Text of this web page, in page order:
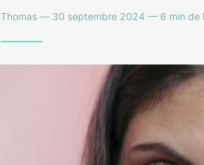
Thomas — 30 septembre 2024 — 6 min de